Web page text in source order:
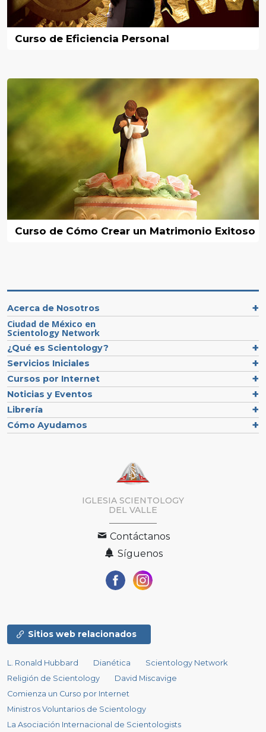
Curso de Eficiencia Personal
Curso de Cómo Crear un Matrimonio Exitoso
Acerca de Nosotros
Ciudad de México en
Scientology Network
¿Qué es Scientology?
Servicios Iniciales
Cursos por Internet
Noticias y Eventos
Librería
Cómo Ayudamos
IGLESIA SCIENTOLOGY
DEL VALLE
Contáctanos
Síguenos
Sitios web relacionados
L. Ronald Hubbard Dianética
Scientology Network
Religión de Scientology
David Miscavige
Comienza un Curso por Internet
Ministros Voluntarios de Scientology
La Asociación Internacional de Scientologists